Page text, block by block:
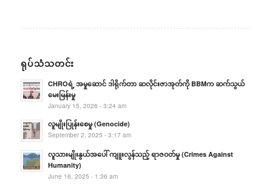
ရုပ်သံသတင်း
CHROရဲ့ အမှုဆောင် ဒါရိုက်တာ ဆလိုင်းဇာအုတ်ကို BBMက ဆက်သွယ်
မေးမြန်းမှု
January 15, 2026 - 3:24 am
လူမျိုးပြုန်းစေမှု (Genocide)
September 2, 2025 - 3:17 am
လူသားမျိုးနွယ်အပေါ် ကျူးလွန်သည့် ရာဇဝတ်မှု (Crimes Against
Humanity)
June 16, 2025 - 1:36 am